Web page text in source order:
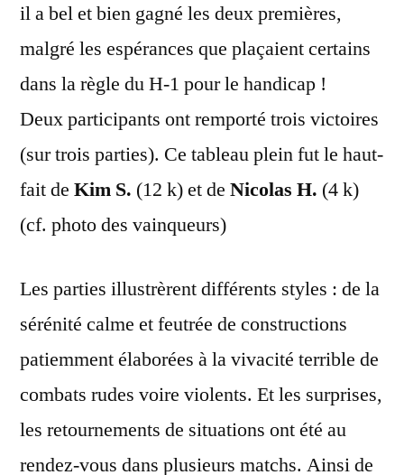
il a bel et bien gagné les deux premières,
malgré les espérances que plaçaient certains
dans la règle du H-1 pour le handicap !
Deux participants ont remporté trois victoires
(sur trois parties). Ce tableau plein fut le haut-
fait de Kim S. (12 k) et de Nicolas H. (4 k)
(cf. photo des vainqueurs)
Les parties illustrèrent différents styles : de la
sérénité calme et feutrée de constructions
patiemment élaborées à la vivacité terrible de
combats rudes voire violents. Et les surprises,
les retournements de situations ont été au
rendez-vous dans plusieurs matchs. Ainsi de